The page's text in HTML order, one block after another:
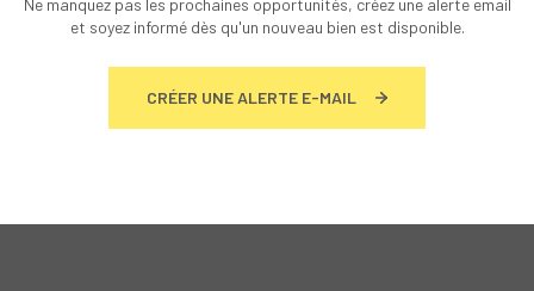
Ne manquez pas les prochaines opportunités, créez une alerte email
et soyez informé dès qu'un nouveau bien est disponible.
CRÉER UNE ALERTE E-MAIL